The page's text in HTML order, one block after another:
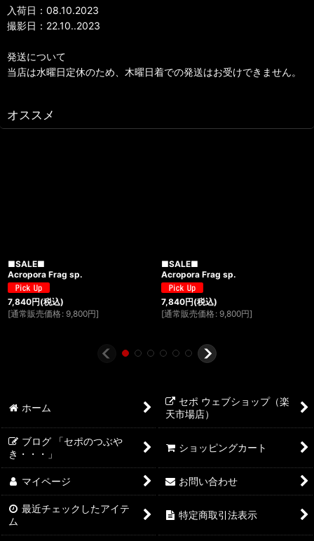
入荷日：08.10.2023
撮影日：22.10..2023
発送について
当店は水曜日定休のため、木曜日着での発送はお受けできません。
オススメ
■SALE■
Acropora Frag sp.
7,840円(税込)
[通常販売価格 : 9,800円]
■SALE■
Acropora Frag sp.
7,840円(税込)
[通常販売価格 : 9,800円]
ホーム
セポ ウェブショップ（楽
天市場店）
ブログ 「セポのつぶや
き・・・」
ショッピングカート
マイページ お問い合わせ
最近チェックしたアイテ
ム
特定商取引法表示